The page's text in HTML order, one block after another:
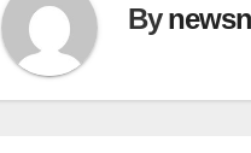
By